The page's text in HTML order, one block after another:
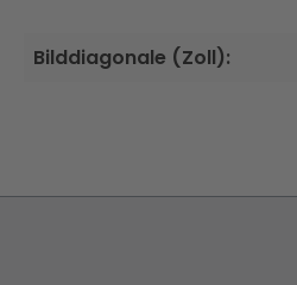
Bilddiagonale (Zoll):